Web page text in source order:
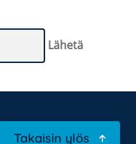
Takaisin ylös